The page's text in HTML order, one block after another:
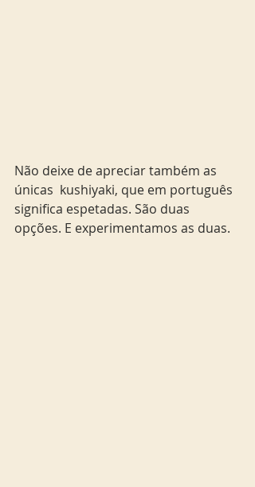
Não deixe de apreciar também as
únicas  kushiyaki, que em português
significa espetadas. São duas
opções. E experimentamos as duas.